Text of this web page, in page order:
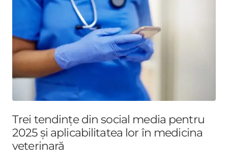
Trei tendințe din social media pentru
2025 și aplicabilitatea lor în medicina
veterinară